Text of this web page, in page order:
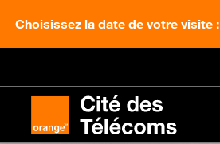
Choisissez la date de votre visite :